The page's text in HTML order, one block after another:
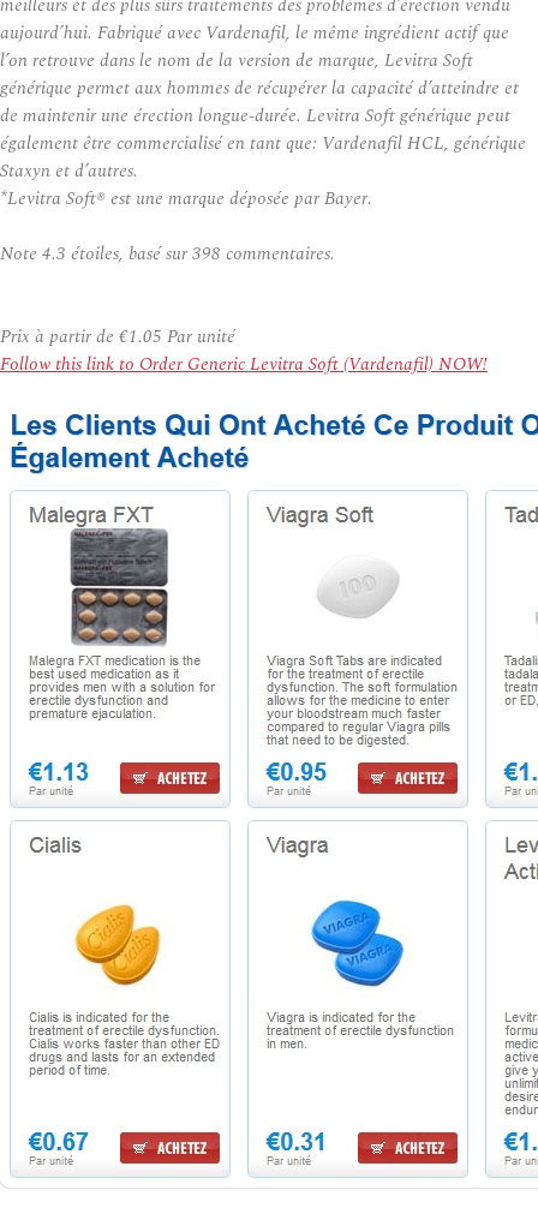
aujourd’hui. Fabriqué avec Vardenafil, le même ingrédient actif que
l’on retrouve dans le nom de la version de marque, Levitra Soft
générique permet aux hommes de récupérer la capacité d’atteindre et
de maintenir une érection longue-durée. Levitra Soft générique peut
également être commercialisé en tant que: Vardenafil HCL, générique
Staxyn et d’autres.
*Levitra Soft® est une marque déposée par Bayer.
Note 4.3 étoiles, basé sur398 commentaires.
Prix à partir de €1.05 Par unité
Follow this link to Order Generic Levitra Soft (Vardenafil) NOW!